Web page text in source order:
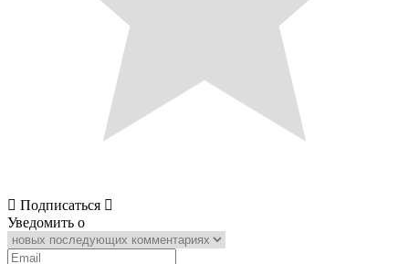
Подписаться
Уведомить о